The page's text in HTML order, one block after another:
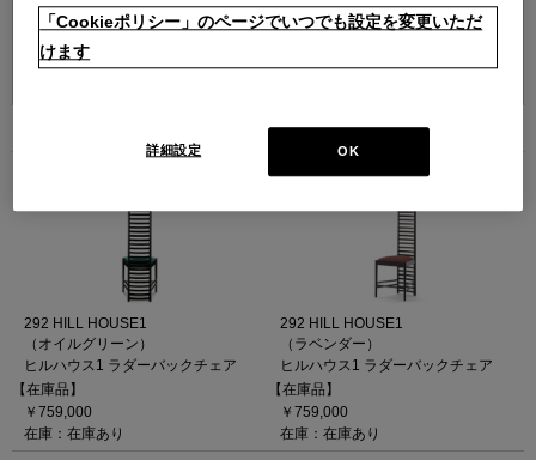
並べ替え：
292 HILL HOUSE1
（オイルグリーン）
ヒルハウス1 ラダーバックチェア
【在庫品】
￥759,000
在庫：在庫あり
292 HILL HOUSE1
（ラベンダー）
ヒルハウス1 ラダーバックチェア
【在庫品】
￥759,000
在庫：在庫あり
「Cookieポリシー」のページでいつでも設定を変更いただ
けます
OK
詳細設定